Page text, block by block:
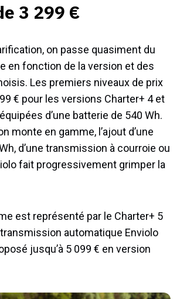
3 299 €
on passe quasiment du
en fonction de la version et des
Les premiers niveaux de prix
€ pour les versions Charter+ 4 et
d’une batterie de 540 Wh.
monte en gamme, l’ajout d’une
d’une transmission à courroie ou
fait progressivement grimper la
est représenté par le Charter+ 5
automatique Enviolo
jusqu’à 5 099 € en version